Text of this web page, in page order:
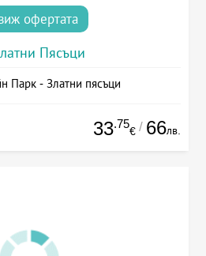
офертата
Пясъци
Парк - Златни пясъци
33.75
€ / 66лв.